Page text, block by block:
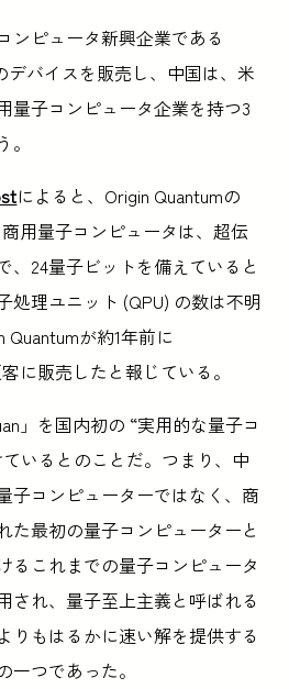
ンピュータ新興企業である
デバイスを販売し、中国は、米
量子コンピュータ企業を持つ3
によると、Origin Quantumの
商用量子コンピュータは、超伝
、24量子ビットを備えていると
処理ユニット (QPU) の数は不明
が約1年前に
に販売したと報じている。
」を国内初の “実用的な量子コ
いるとのことだ。つまり、中
子コンピューターではなく、商
た最初の量子コンピューターと
るこれまでの量子コンピュータ
され、量子至上主義と呼ばれる
りもはるかに速い解を提供する
つであった。